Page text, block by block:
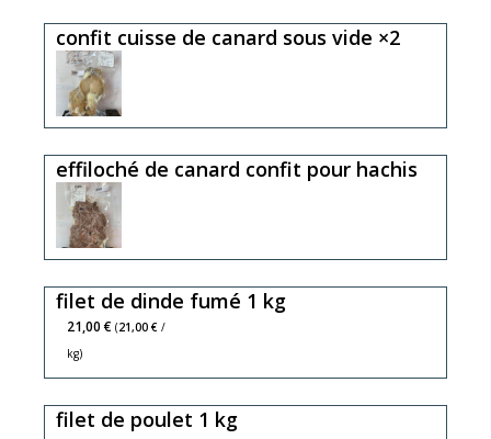
confit cuisse de canard sous vide ×2
effiloché de canard confit pour hachis
filet de dinde fumé 1 kg
21,00 € (21,00 € /
kg)
filet de poulet 1 kg